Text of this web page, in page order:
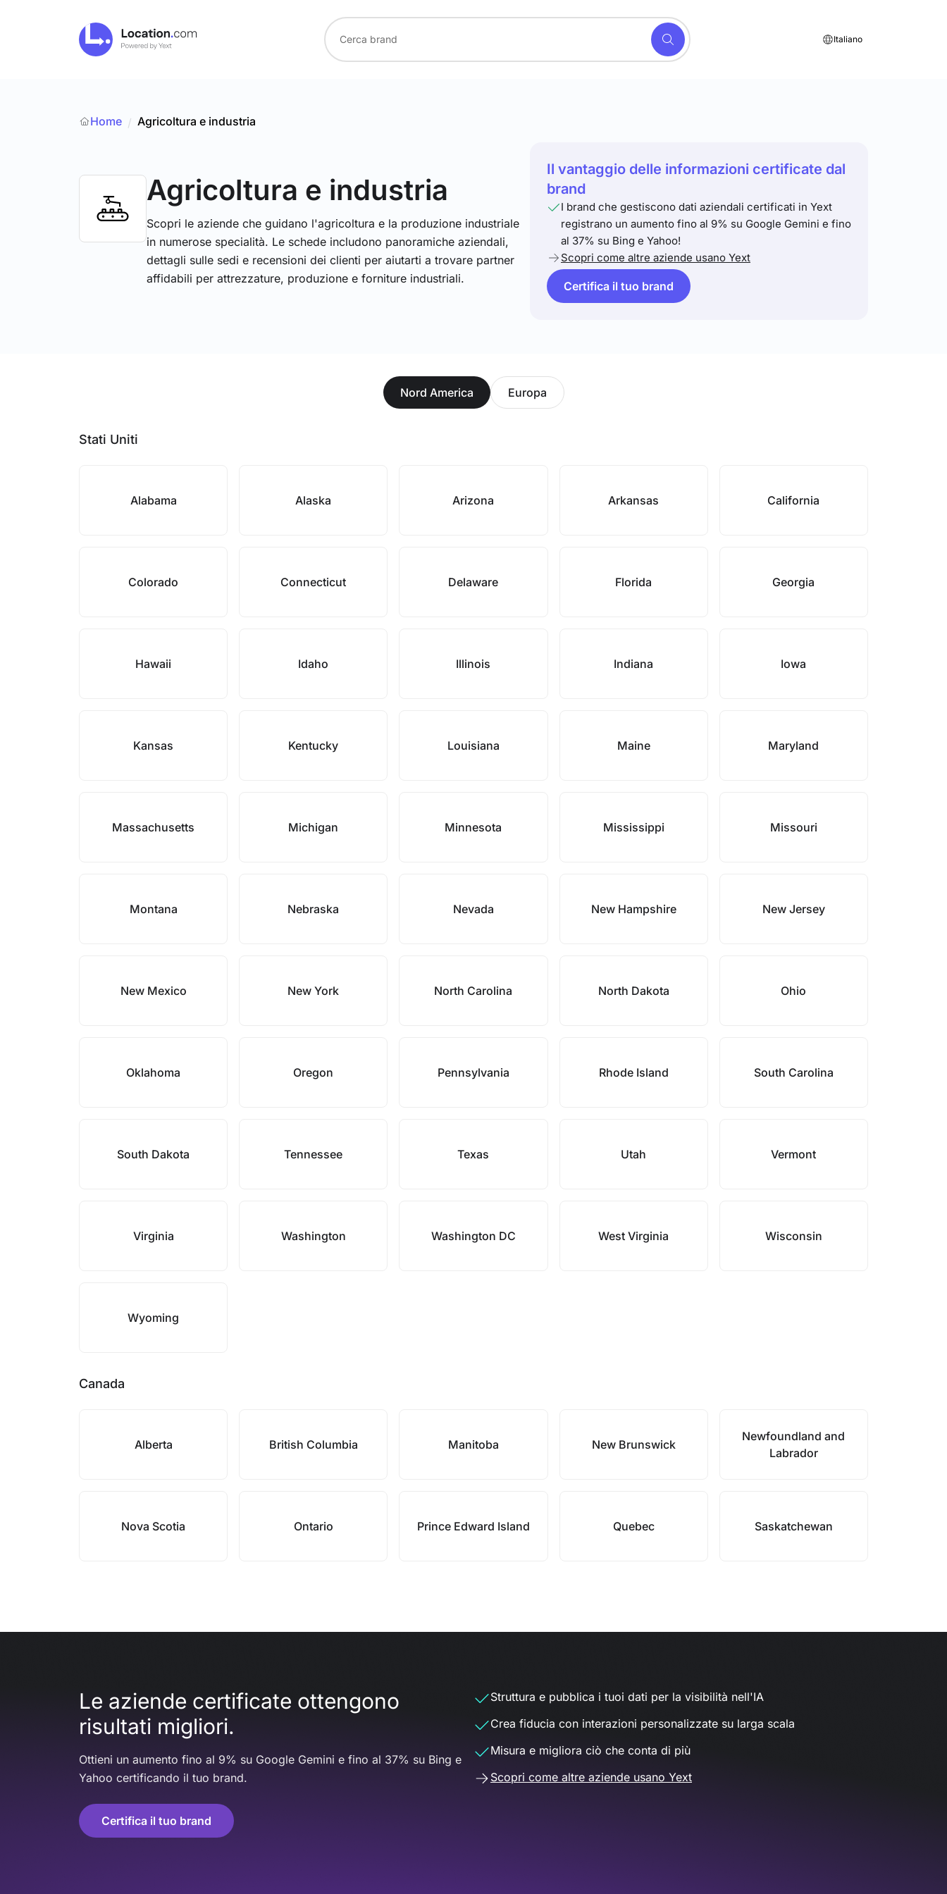
Italiano
Home / Agricoltura e industria
Agricoltura e industria
Scopri le aziende che guidano l'agricoltura e la produzione industriale
in numerose specialità. Le schede includono panoramiche aziendali,
dettagli sulle sedi e recensioni dei clienti per aiutarti a trovare partner
affidabili per attrezzature, produzione e forniture industriali.
Il vantaggio delle informazioni certificate dal
brand
I brand che gestiscono dati aziendali certificati in Yext
registrano un aumento fino al 9% su Google Gemini e fino
al 37% su Bing e Yahoo!
Scopri come altre aziende usano Yext
Certifica il tuo brand
Nord America Europa
Stati Uniti
Alabama Alaska Arizona Arkansas California
Colorado Connecticut Delaware Florida Georgia
Hawaii Idaho Illinois Indiana Iowa
Kansas Kentucky Louisiana Maine Maryland
Massachusetts Michigan Minnesota Mississippi Missouri
Montana Nebraska Nevada New Hampshire New Jersey
New Mexico New York North Carolina North Dakota Ohio
Oklahoma Oregon Pennsylvania Rhode Island South Carolina
South Dakota Tennessee Texas Utah Vermont
Virginia Washington Washington DC West Virginia Wisconsin
Wyoming
Canada
Alberta British Columbia Manitoba New Brunswick
Newfoundland and
Labrador
Nova Scotia Ontario Prince Edward Island Quebec Saskatchewan
Le aziende certificate ottengono
risultati migliori.
Ottieni un aumento fino al 9% su Google Gemini e fino al 37% su Bing e
Yahoo certificando il tuo brand.
Certifica il tuo brand
Struttura e pubblica i tuoi dati per la visibilità nell'IA
Crea fiducia con interazioni personalizzate su larga scala
Misura e migliora ciò che conta di più
Scopri come altre aziende usano Yext